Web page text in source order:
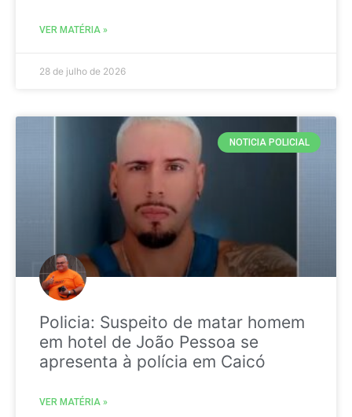
VER MATÉRIA »
28 de julho de 2026
NOTICIA POLICIAL
Policia: Suspeito de matar homem
em hotel de João Pessoa se
apresenta à polícia em Caicó
VER MATÉRIA »